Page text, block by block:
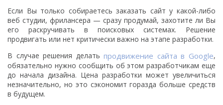
Если Вы только собираетесь заказать сайт у какой-либо
веб студии, фрилансера — сразу продумай, захотите ли Вы
его раскручивать в поисковых системах. Решение
продвигать или нет критически важно на этапе разработки.
В случае решения делатьпродвижение сайта в Google,
обязательно нужно сообщить об этом разработчикам еще
до начала дизайна. Цена разработки может увеличиться
незначительно, но это сэкономит горазда больше средств
в будущем.